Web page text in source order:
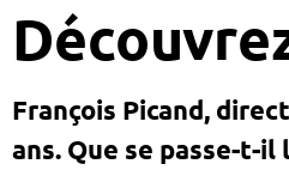
François Picand,
ans. Que se passe-t-